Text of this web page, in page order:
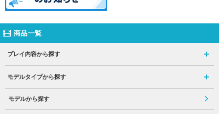
商品一覧
プレイ内容から探す
モデルタイプから探す
モデルから探す